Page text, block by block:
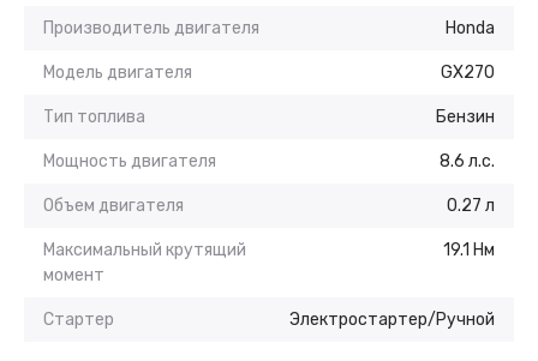
Производитель двигателя Honda
Модель двигателя GX270
Тип топлива Бензин
Мощность двигателя 8.6 л.с.
Объем двигателя 0.27 л
Максимальный крутящий
момент
19.1 Нм
Стартер Электростартер/Ручной